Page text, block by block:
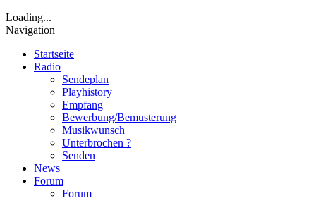
Loading...
Navigation
Startseite
Radio
Sendeplan
Playhistory
Empfang
Bewerbung/Bemusterung
Musikwunsch
Unterbrochen ?
Senden
News
Forum
Forum